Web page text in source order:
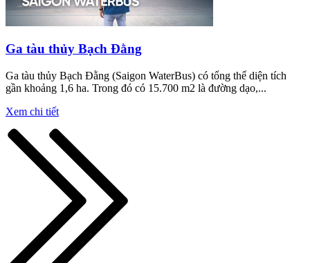
Ga tàu thủy Bạch Đằng
Ga tàu thủy Bạch Đằng (Saigon WaterBus) có tổng thể diện tích
gần khoảng 1,6 ha. Trong đó có 15.700 m2 là đường dạo,...
Xem chi tiết